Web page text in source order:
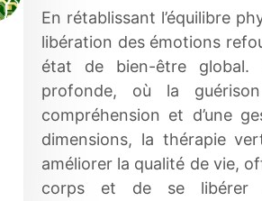
En rétablissant l’équilibre
libération des émotions
état de bien-être global.
profonde, où la guérison
compréhension et d’une
dimensions, la thérapie
améliorer la qualité de vie,
corps et de se libérer